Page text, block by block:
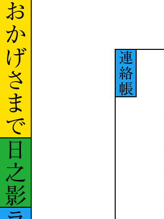
おかげさまで
日之影
連絡帳